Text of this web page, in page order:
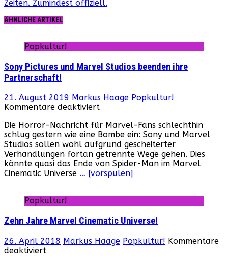
Zeiten. Zumindest offiziell.
ÄHNLICHE ARTIKEL
Popkultur!
Sony Pictures und Marvel Studios beenden ihre
Partnerschaft!
21. August 2019 Markus Haage Popkultur!
Kommentare deaktiviertfür
Pictures
und
Marvel
Studios
beenden
ihre
Die Horror-Nachricht für Marvel-Fans schlechthin
schlug gestern wie eine Bombe ein: Sony und Marvel
Studios sollen wohl aufgrund gescheiterter
Verhandlungen fortan getrennte Wege gehen. Dies
könnte quasi das Ende von Spider-Man im Marvel
Cinematic Universe … [vorspulen]
Popkultur!
Zehn Jahre Marvel Cinematic Universe!
26. April 2018 Markus Haage Popkultur! Kommentare
deaktiviert